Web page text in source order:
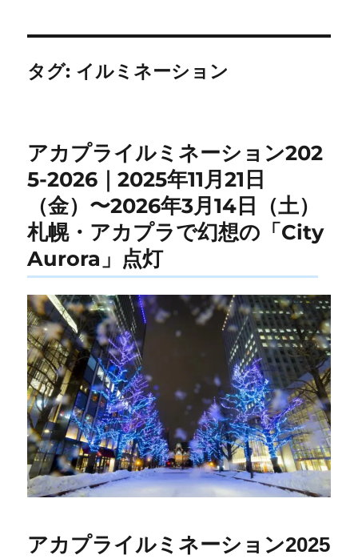
タグ: イルミネーション
アカプライルミネーション202
5-2026｜2025年11月21日
（金）〜2026年3月14日（土）
札幌・アカプラで幻想の「City
Aurora」点灯
アカプライルミネーション2025